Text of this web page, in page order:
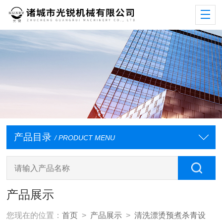
产品目录 / PRODUCT MENU
产品展示
您现在的位置：首页 > 产品展示 >清洗漂烫预煮杀青设